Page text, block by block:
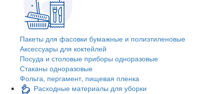
Пакеты для фасовки бумажные и полиэтиленовые
Аксессуары для коктейлей
Посуда и столовые приборы одноразовые
Стаканы одноразовые
Фольга, пергамент, пищевая пленка
Расходные материалы для уборки